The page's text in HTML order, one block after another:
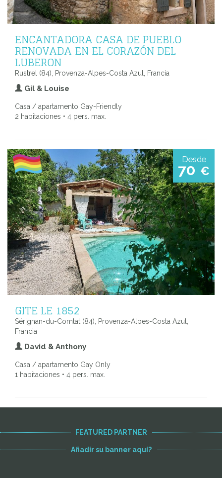
ENCANTADORA CASA DE PUEBLO
RENOVADA EN EL CORAZÓN DEL
LUBERON
Rustrel (84), Provenza-Alpes-Costa Azul, Francia
Gil & Louise
Casa / apartamento Gay-Friendly
2 habitaciones • 4 pers. max.
Desde
70 €
GITE LE 1852
Sérignan-du-Comtat (84), Provenza-Alpes-Costa Azul,
Francia
David & Anthony
Casa / apartamento Gay Only
1 habitaciones • 4 pers. max.
FEATURED PARTNER
Añadir su banner aquí?